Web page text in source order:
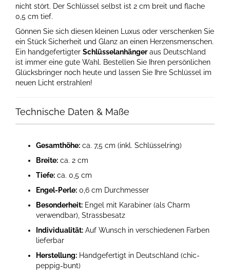
nicht stört. Der Schlüssel selbst ist 2 cm breit und flache
0,5 cm tief.
Gönnen Sie sich diesen kleinen Luxus oder verschenken Sie
ein Stück Sicherheit und Glanz an einen Herzensmenschen.
Ein handgefertigter Schlüsselanhängeraus Deutschland
ist immer eine gute Wahl. Bestellen Sie Ihren persönlichen
Glücksbringer noch heute und lassen Sie Ihre Schlüssel im
neuen Licht erstrahlen!
Technische Daten & Maße
Gesamthöhe: ca. 7,5 cm (inkl. Schlüsselring)
Breite: ca. 2 cm
Tiefe: ca. 0,5 cm
Engel-Perle: 0,6 cm Durchmesser
Besonderheit: Engel mit Karabiner (als Charm
verwendbar), Strassbesatz
Individualität: Auf Wunsch in verschiedenen Farben
lieferbar
Herstellung: Handgefertigt in Deutschland (chic-
peppig-bunt)